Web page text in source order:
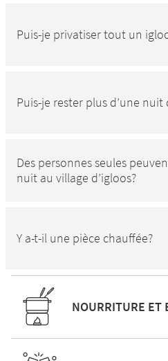
Puis-je privatiser tout un
Puis-je rester plus d’une nuit
Des personnes seules
nuit au village d’igloos?
Y a-t-il une pièce chauffée?
NOURRITURE ET